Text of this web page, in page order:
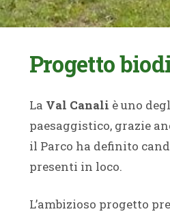
Progetto
La Val Canali è uno
paesaggistico, grazie
il Parco ha definito
presenti in loco.
L’ambizioso progetto